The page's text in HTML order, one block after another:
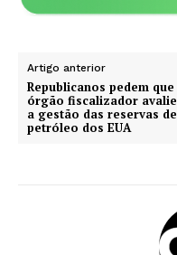
Artigo anterior
Republicanos pedem que
órgão fiscalizador avalie
a gestão das reservas de
petróleo dos EUA